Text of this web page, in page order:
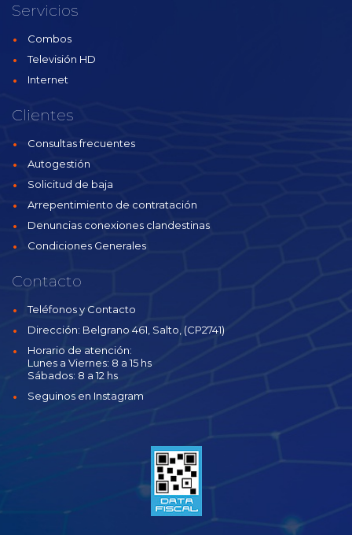
Servicios
Combos
Televisión HD
Internet
Clientes
Consultas frecuentes
Autogestión
Solicitud de baja
Arrepentimiento de contratación
Denuncias conexiones clandestinas
Condiciones Generales
Contacto
Teléfonos y Contacto
Dirección: Belgrano 461, Salto, (CP2741)
Horario de atención:
Lunes a Viernes: 8 a 15 hs
Sábados: 8 a 12 hs
Seguinos en Instagram